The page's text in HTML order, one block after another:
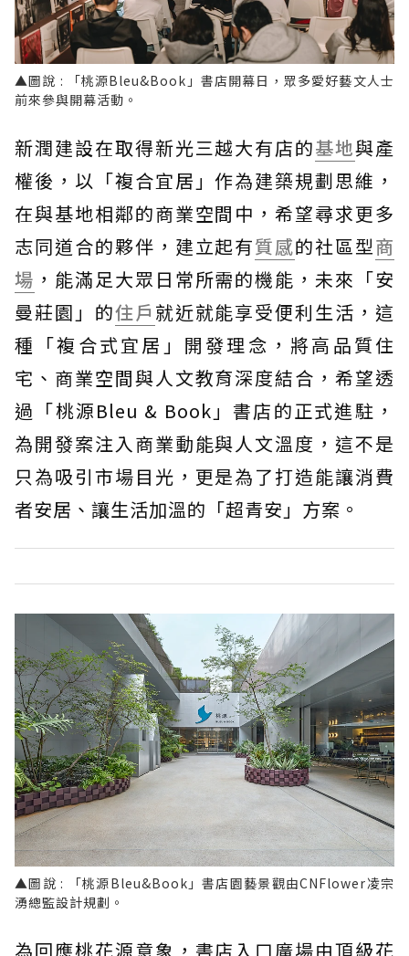
▲圖說 : 「桃源Bleu&Book」書店開幕日，眾多愛好藝文人士
前來參與開幕活動。
新潤建設在取得新光三越大有店的基地與產
權後，以「複合宜居」作為建築規劃思維，
在與基地相鄰的商業空間中，希望尋求更多
志同道合的夥伴，建立起有質感的社區型商
場 ，能滿足大眾日常所需的機能，未來「安
曼莊園」的住戶 就近就能享受便利生活，這
種「複合式宜居」開發理念，將高品質住
宅、商業空間與人文教育深度結合，希望透
過「桃源Bleu & Book」書店的正式進駐，
為開發案注入商業動能與人文溫度，這不是
只為吸引市場目光，更是為了打造能讓消費
者安居、讓生活加溫的「超青安」方案。
▲圖說 : 「桃源Bleu&Book」書店園藝景觀由CNFlower凌宗
湧總監設計規劃。
為回應桃花源意象，書店入口廣場由頂級花